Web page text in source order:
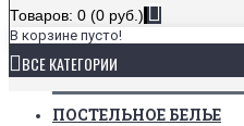
Товаров: 0 (0 руб.)
В корзине пусто!
ВСЕ КАТЕГОРИИ
ПОСТЕЛЬНОЕ БЕЛЬЕ